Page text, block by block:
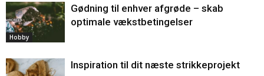
Hobby
Gødning til enhver afgrøde – skab
optimale vækstbetingelser
Inspiration til dit næste strikkeprojekt